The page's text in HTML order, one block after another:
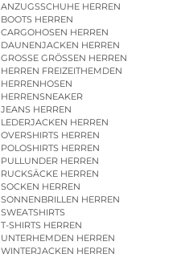
ANZUGSSCHUHE HERREN
BOOTS HERREN
CARGOHOSEN HERREN
DAUNENJACKEN HERREN
GROSSE GRÖSSEN HERREN
HERREN FREIZEITHEMDEN
HERRENHOSEN
HERRENSNEAKER
JEANS HERREN
LEDERJACKEN HERREN
OVERSHIRTS HERREN
POLOSHIRTS HERREN
PULLUNDER HERREN
RUCKSÄCKE HERREN
SOCKEN HERREN
SONNENBRILLEN HERREN
SWEATSHIRTS
T-SHIRTS HERREN
UNTERHEMDEN HERREN
WINTERJACKEN HERREN